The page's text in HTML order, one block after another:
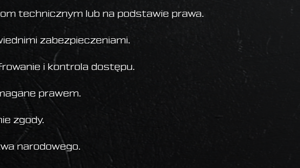
technicznym lub na podstawie prawa.
zabezpieczeniami.
i kontrola dostępu.
prawem.
zgody.
narodowego.